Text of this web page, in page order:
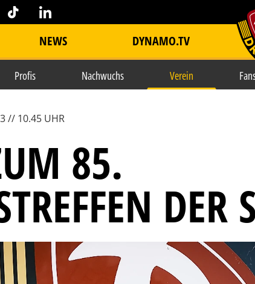
NEWS DYNAMO.TV
Profis Nachwuchs Verein
// 10.45 UHR
85.
DER